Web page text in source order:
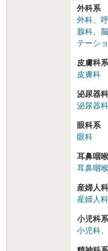
外科系
外科
腺科
テーシ
皮膚科系
皮膚科
泌尿器
泌尿器科
眼科系
眼科
耳鼻咽
耳鼻咽
産婦人
産婦人科
小児科系
小児科